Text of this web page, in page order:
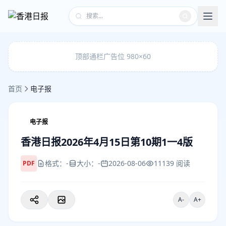
顶部通栏广告位 980×60
首页 电子报
电子报
香港日报2026年4月15日第10期1一4版
PDF 格式：- 大小：- 2026-08-06 11139 阅读
A- A+